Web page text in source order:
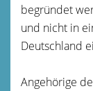
begründet
und nicht in
Deutschland
Angehörige